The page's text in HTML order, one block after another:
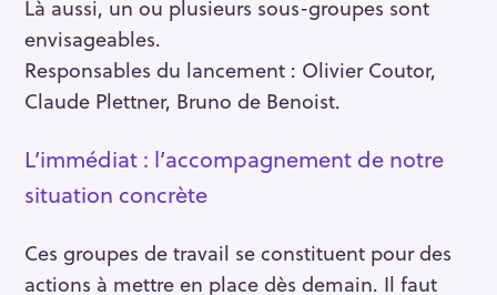
Là aussi, un ou plusieurs sous-groupes sont
envisageables.
Responsables du lancement : Olivier Coutor,
Claude Plettner, Bruno de Benoist.
L’immédiat : l’accompagnement de notre
situation concrète
Ces groupes de travail se constituent pour des
actions à mettre en place dès demain. Il faut